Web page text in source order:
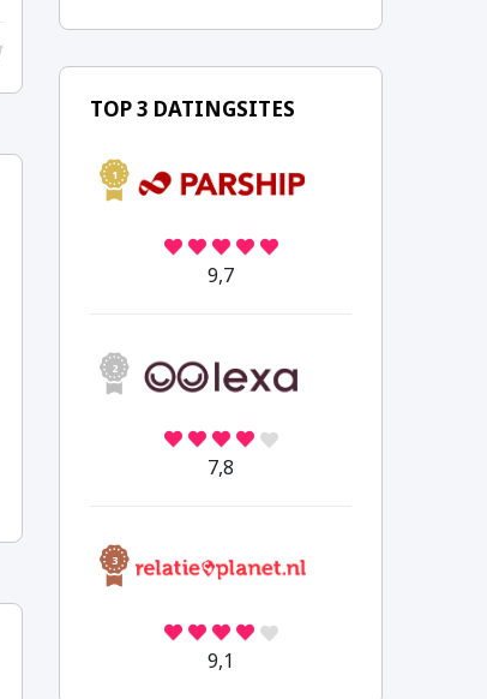
TOP 3 DATINGSITES
1
9,7
2
7,8
3
9,1